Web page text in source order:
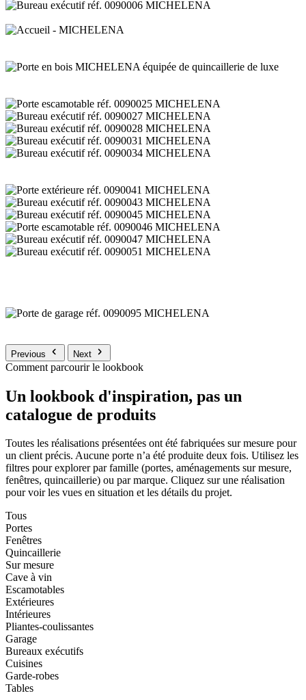
Previous Next
Comment parcourir le lookbook
Un lookbook d'inspiration, pas un
catalogue de produits
Toutes les réalisations présentées ont été fabriquées sur mesure pour
un client précis. Aucune porte n’a été produite deux fois. Utilisez les
filtres pour explorer par famille (portes, aménagements sur mesure,
fenêtres, quincaillerie) ou par marque. Cliquez sur une réalisation
pour voir les vues en situation et les détails du projet.
Tous
Portes
Fenêtres
Quincaillerie
Sur mesure
Cave à vin
Escamotables
Extérieures
Intérieures
Pliantes-coulissantes
Garage
Bureaux exécutifs
Cuisines
Garde-robes
Tables